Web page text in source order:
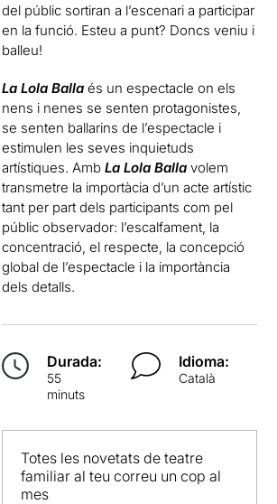
del públic sortiran a l’escenari a participar
en la funció. Esteu a punt? Doncs veniu i
balleu!
La Lola Balla és un espectacle on els
nens i nenes se senten protagonistes,
se senten ballarins de l’espectacle i
estimulen les seves inquietuds
artístiques. Amb La Lola Balla volem
transmetre la importàcia d’un acte artístic
tant per part dels participants com pel
públic observador: l’escalfament, la
concentració, el respecte, la concepció
global de l’espectacle i la importància
dels detalls.
Durada:
55
minuts
Idioma:
Català
Totes les novetats de teatre
familiar al teu correu un cop al
mes